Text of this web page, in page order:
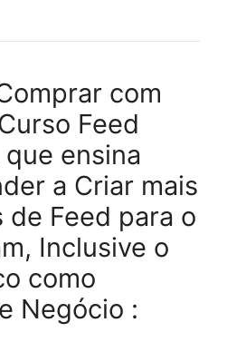
com
Feed
ensina
a Criar mais
de Feed para o
Inclusive o
como
Negócio :